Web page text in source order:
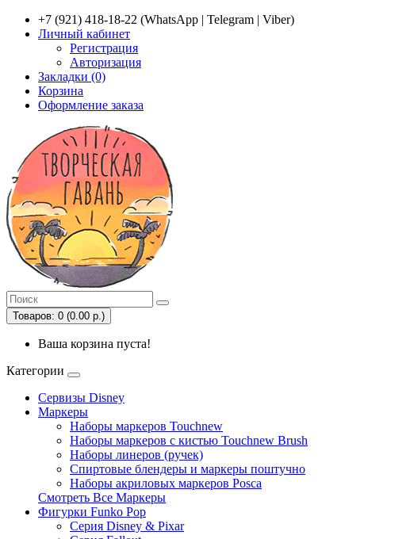
+7 (921) 418-18-22 (WhatsApp | Telegram | Viber)
Личный кабинет
Регистрация
Авторизация
Закладки (0)
Корзина
Оформление заказа
Товаров: 0 (0.00 р.)
Ваша корзина пуста!
Категории
Сервизы Disney
Маркеры
Наборы маркеров Touchnew
Наборы маркеров c кистью Touchnew Brush
Наборы линеров (ручек)
Спиртовые блендеры и маркеры поштучно
Наборы акриловых маркеров Posca
Смотреть Все Маркеры
Фигурки Funko Pop
Серия Disney & Pixar